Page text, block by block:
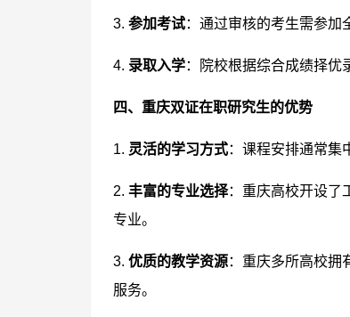
3. 参加考试：通过审核的考生需参加
4. 录取入学：院校根据综合成绩择优
四、重庆双证在职研究生的优势
1. 灵活的学习方式：课程安排通常集
2. 丰富的专业选择：重庆高校开设了
专业。
3. 优质的教学资源：重庆多所高校拥
服务。